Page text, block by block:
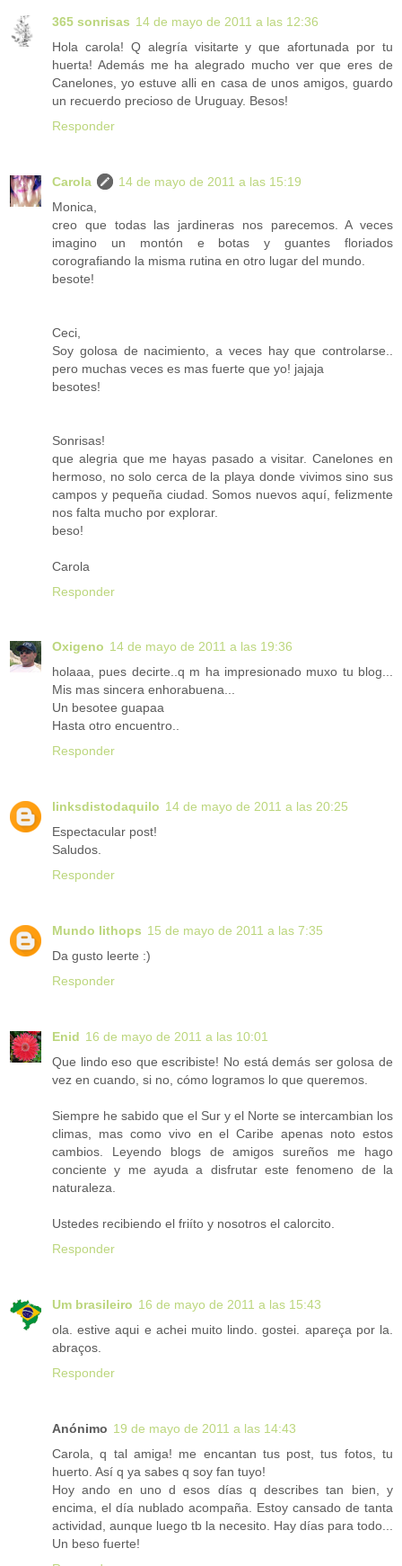
365 sonrisas 14 de mayo de 2011 a las 12:36
Hola carola! Q alegría visitarte y que afortunada por tu
huerta! Además me ha alegrado mucho ver que eres de
Canelones, yo estuve alli en casa de unos amigos, guardo
un recuerdo precioso de Uruguay. Besos!
Responder
Carola
14 de mayo de 2011 a las 15:19
Monica,
creo que todas las jardineras nos parecemos. A veces
imagino un montón e botas y guantes floriados
corografiando la misma rutina en otro lugar del mundo.
besote!
Ceci,
Soy golosa de nacimiento, a veces hay que controlarse..
pero muchas veces es mas fuerte que yo! jajaja
besotes!
Sonrisas!
que alegria que me hayas pasado a visitar. Canelones en
hermoso, no solo cerca de la playa donde vivimos sino sus
campos y pequeña ciudad. Somos nuevos aquí, felizmente
nos falta mucho por explorar.
beso!
Carola
Responder
Oxigeno 14 de mayo de 2011 a las 19:36
holaaa, pues decirte..q m ha impresionado muxo tu blog...
Mis mas sincera enhorabuena...
Un besotee guapaa
Hasta otro encuentro..
Responder
linksdistodaquilo 14 de mayo de 2011 a las 20:25
Espectacular post!
Saludos.
Responder
Mundo lithops 15 de mayo de 2011 a las 7:35
Da gusto leerte :)
Responder
Enid 16 de mayo de 2011 a las 10:01
Que lindo eso que escribiste! No está demás ser golosa de
vez en cuando, si no, cómo logramos lo que queremos.
Siempre he sabido que el Sur y el Norte se intercambian los
climas, mas como vivo en el Caribe apenas noto estos
cambios. Leyendo blogs de amigos sureños me hago
conciente y me ayuda a disfrutar este fenomeno de la
naturaleza.
Ustedes recibiendo el friíto y nosotros el calorcito.
Responder
Um brasileiro 16 de mayo de 2011 a las 15:43
ola. estive aqui e achei muito lindo. gostei. apareça por la.
abraços.
Responder
Anónimo 19 de mayo de 2011 a las 14:43
Carola, q tal amiga! me encantan tus post, tus fotos, tu
huerto. Así q ya sabes q soy fan tuyo!
Hoy ando en uno d esos días q describes tan bien, y
encima, el día nublado acompaña. Estoy cansado de tanta
actividad, aunque luego tb la necesito. Hay días para todo...
Un beso fuerte!